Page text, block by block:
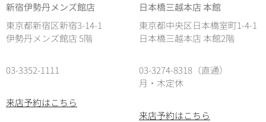
新宿伊勢丹メンズ館店
東京都新宿区新宿3-14-1
伊勢丹メンズ館店 5階
03-3352-1111
来店予約はこちら
日本橋三越本店 本館
東京都中央区日本橋室町1-4-1
日本橋三越本店 本館2階
03-3274-8318（直通）
月・木定休
来店予約はこちら